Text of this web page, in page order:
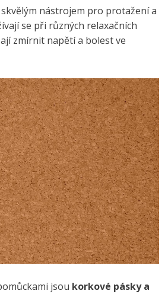
nástrojem pro protažení a
se při různých relaxačních
zmírnit napětí a bolest ve
jsou korkové pásky a